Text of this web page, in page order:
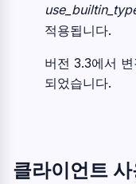
적용됩니다.
버전 3.3에서 변
되었습니다.
클라이언트